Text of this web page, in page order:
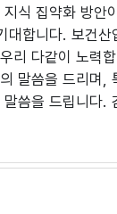
식 집약화 방안
합니다. 보건산
리 다같이 노력
말씀을 드리며,
씀을 드립니다.